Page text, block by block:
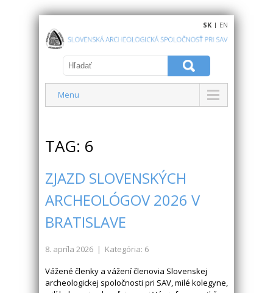
SK | EN
Menu
TAG: 6
ZJAZD SLOVENSKÝCH
ARCHEOLÓGOV 2026 V
BRATISLAVE
8. apríla 2026 | Kategória: 6
Vážené členky a vážení členovia Slovenskej
archeologickej spoločnosti pri SAV, milé kolegyne,